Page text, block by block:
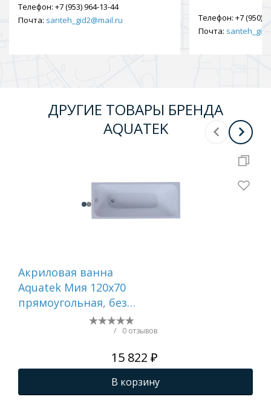
Телефон: +7 (953) 964-13-44
Почта: santeh_gid2@mail.ru Телефон: +7 (950)
Почта:
ДРУГИЕ ТОВАРЫ БРЕНДА
AQUATEK
Акриловая ванна
Aquatek Мия 120x70
прямоугольная, без
каркаса и экрана
/ 0 отзывов
15 822 ₽
В корзину